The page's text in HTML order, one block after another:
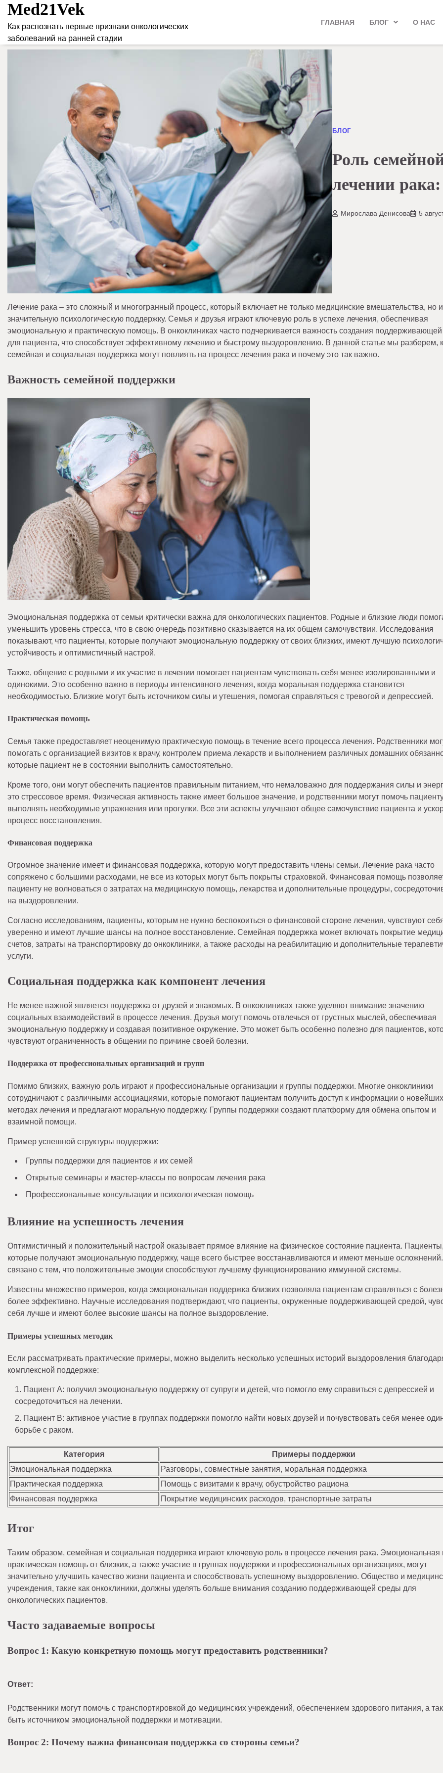
Skip
content
Med21Vek
Как распознать первые признаки онкологических
заболеваний на ранней стадии
ГЛАВНАЯ БЛОГ О НАС
БЛОГ
Роль
лечении
Мирослава Денисова 5
Лечение рака – это сложный и многогранный процесс, который включает не только медицинские вмешательства, но и
значительную психологическую поддержку. Семья и друзья играют ключевую роль в успехе лечения, обеспечивая
эмоциональную и практическую помощь. В онкоклиниках часто подчеркивается важность создания
для пациента, что способствует эффективному лечению и быстрому выздоровлению. В данной статье мы разберем,
семейная и социальная поддержка могут повлиять на процесс лечения рака и почему это так важно.
Важность семейной поддержки
Эмоциональная поддержка от семьи критически важна для онкологических пациентов. Родные и близкие люди
уменьшить уровень стресса, что в свою очередь позитивно сказывается на их общем самочувствии. Исследования
показывают, что пациенты, которые получают эмоциональную поддержку от своих близких, имеют лучшую
устойчивость и оптимистичный настрой.
Также, общение с родными и их участие в лечении помогает пациентам чувствовать себя менее изолированными и
одинокими. Это особенно важно в периоды интенсивного лечения, когда моральная поддержка становится
необходимостью. Близкие могут быть источником силы и утешения, помогая справляться с тревогой и депрессией.
Практическая помощь
Семья также предоставляет неоценимую практическую помощь в течение всего процесса лечения. Родственники
помогать с организацией визитов к врачу, контролем приема лекарств и выполнением различных домашних
которые пациент не в состоянии выполнить самостоятельно.
Кроме того, они могут обеспечить пациентов правильным питанием, что немаловажно для поддержания силы и
это стрессовое время. Физическая активность также имеет большое значение, и родственники могут помочь
выполнять необходимые упражнения или прогулки. Все эти аспекты улучшают общее самочувствие пациента и
процесс восстановления.
Финансовая поддержка
Огромное значение имеет и финансовая поддержка, которую могут предоставить члены семьи. Лечение рака часто
сопряжено с большими расходами, не все из которых могут быть покрыты страховкой. Финансовая помощь
пациенту не волноваться о затратах на медицинскую помощь, лекарства и дополнительные процедуры,
на выздоровлении.
Согласно исследованиям, пациенты, которым не нужно беспокоиться о финансовой стороне лечения, чувствуют
уверенно и имеют лучшие шансы на полное восстановление. Семейная поддержка может включать покрытие
счетов, затраты на транспортировку до онкоклиники, а также расходы на реабилитацию и дополнительные
услуги.
Социальная поддержка как компонент лечения
Не менее важной является поддержка от друзей и знакомых. В онкоклиниках также уделяют внимание значению
социальных взаимодействий в процессе лечения. Друзья могут помочь отвлечься от грустных мыслей, обеспечивая
эмоциональную поддержку и создавая позитивное окружение. Это может быть особенно полезно для пациентов,
чувствуют ограниченность в общении по причине своей болезни.
Поддержка от профессиональных организаций и групп
Помимо близких, важную роль играют и профессиональные организации и группы поддержки. Многие онкоклиники
сотрудничают с различными ассоциациями, которые помогают пациентам получить доступ к информации о новейших
методах лечения и предлагают моральную поддержку. Группы поддержки создают платформу для обмена опытом и
взаимной помощи.
Пример успешной структуры поддержки:
Группы поддержки для пациентов и их семей
Открытые семинары и мастер-классы по вопросам лечения рака
Профессиональные консультации и психологическая помощь
Влияние на успешность лечения
Оптимистичный и положительный настрой оказывает прямое влияние на физическое состояние пациента. Пациенты,
которые получают эмоциональную поддержку, чаще всего быстрее восстанавливаются и имеют меньше
связано с тем, что положительные эмоции способствуют лучшему функционированию иммунной системы.
Известны множество примеров, когда эмоциональная поддержка близких позволяла пациентам справляться с
более эффективно. Научные исследования подтверждают, что пациенты, окруженные поддерживающей средой,
себя лучше и имеют более высокие шансы на полное выздоровление.
Примеры успешных методик
Если рассматривать практические примеры, можно выделить несколько успешных историй выздоровления
комплексной поддержке:
Пациент А: получил эмоциональную поддержку от супруги и детей, что помогло ему справиться с депрессией и
сосредоточиться на лечении.
Пациент B: активное участие в группах поддержки помогло найти новых друзей и почувствовать себя менее
борьбе с раком.
Категория
Примеры поддержки
Эмоциональная поддержка
Разговоры, совместные занятия, моральная поддержка
Практическая поддержка
Помощь с визитами к врачу, обустройство рациона
Финансовая поддержка
Покрытие медицинских расходов, транспортные затраты
Итог
Таким образом, семейная и социальная поддержка играют ключевую роль в процессе лечения рака. Эмоциональная
практическая помощь от близких, а также участие в группах поддержки и профессиональных организациях, могут
значительно улучшить качество жизни пациента и способствовать успешному выздоровлению. Общество и
учреждения, такие как онкоклиники, должны уделять больше внимания созданию поддерживающей среды для
онкологических пациентов.
Часто задаваемые вопросы
Вопрос 1: Какую конкретную помощь могут предоставить родственники?
Ответ:
Родственники могут помочь с транспортировкой до медицинских учреждений, обеспечением здорового питания, а
быть источником эмоциональной поддержки и мотивации.
Вопрос 2: Почему важна финансовая поддержка со стороны семьи?